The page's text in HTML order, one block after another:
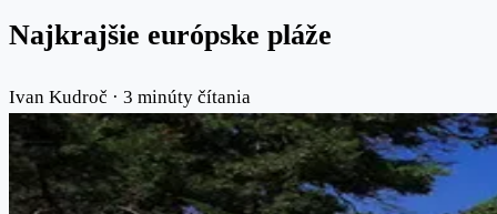
Najkrajšie európske pláže
Ivan Kudroč · 3 minúty čítania